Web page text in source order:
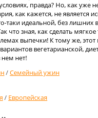
правда? Но, как уже
как кажется, не является
таки идеальной, без
что зная, как сделать
выпечки! К тому же, этот
вегетарианской,
нет!
/Семейный ужин
/ Европейская